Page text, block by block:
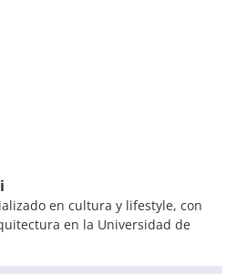
en cultura y lifestyle, con
en la Universidad de